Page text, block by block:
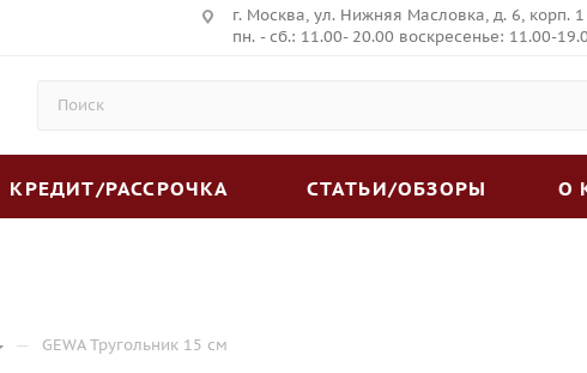
г. Москва, ул. Нижняя Масловка, д. 6, корп. 1
пн. - сб.: 11.00- 20.00 воскресенье: 11.00-
КРЕДИТ/РАССРОЧКА СТАТЬИ/ОБЗОРЫ О
— GEWA Тругольник 15 см